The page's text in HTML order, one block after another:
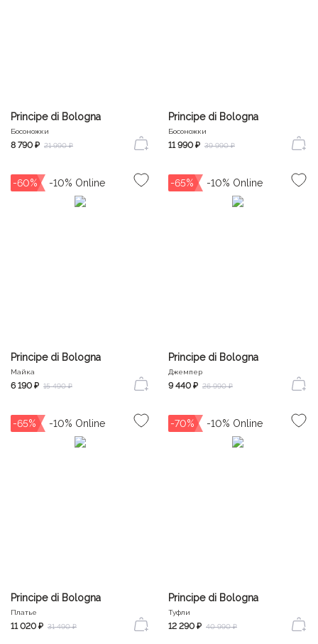
Principe di Bologna
Босоножки
8 790 ₽ 21 990 ₽
Principe di Bologna
Босоножки
11 990 ₽ 39 990 ₽
-60%
Principe di Bologna
Майка
6 190 ₽ 15 490 ₽
-65%
Principe di Bologna
Джемпер
9 440 ₽ 26 990 ₽
-65%
Principe di Bologna
Платье
11 020 ₽ 31 490 ₽
-70%
Principe di Bologna
Туфли
12 290 ₽ 40 990 ₽